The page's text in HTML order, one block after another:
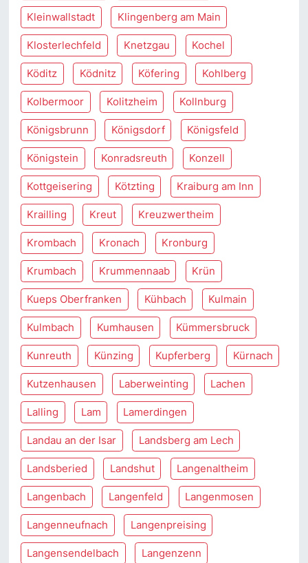
Kleinwallstadt Klingenberg am Main
Klosterlechfeld Knetzgau Kochel
Köditz Ködnitz Köfering Kohlberg
Kolbermoor Kolitzheim Kollnburg
Königsbrunn Königsdorf Königsfeld
Königstein Konradsreuth Konzell
Kottgeisering Kötzting Kraiburg am Inn
Krailling Kreut Kreuzwertheim
Krombach Kronach Kronburg
Krumbach Krummennaab Krün
Kueps Oberfranken Kühbach Kulmain
Kulmbach Kumhausen Kümmersbruck
Kunreuth Künzing Kupferberg Kürnach
Kutzenhausen Laberweinting Lachen
Lalling Lam Lamerdingen
Landau an der Isar Landsberg am Lech
Landsberied Landshut Langenaltheim
Langenbach Langenfeld Langenmosen
Langenneufnach Langenpreising
Langensendelbach Langenzenn